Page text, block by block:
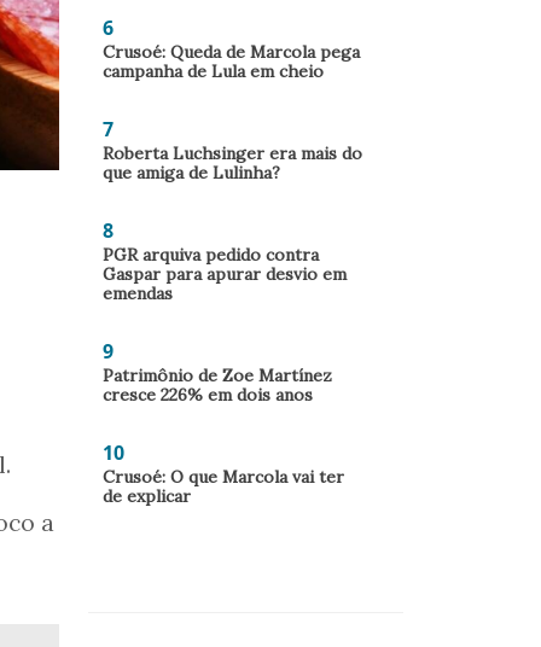
a
6
Crusoé: Queda de Marcola pega
campanha de Lula em cheio
7
Roberta Luchsinger era mais do
que amiga de Lulinha?
8
PGR arquiva pedido contra
Gaspar para apurar desvio em
emendas
9
Patrimônio de Zoe Martínez
cresce 226% em dois anos
10
Crusoé: O que Marcola vai ter
de explicar